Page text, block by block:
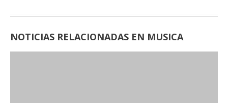
NOTICIAS RELACIONADAS EN MUSICA